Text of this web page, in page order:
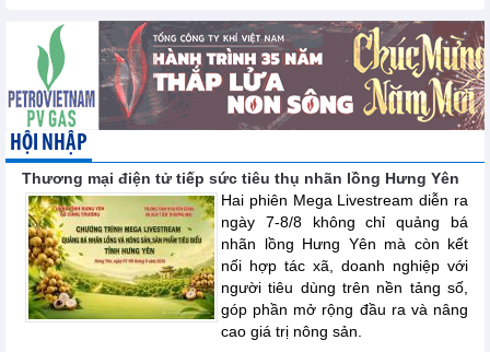
HỘI NHẬP
Thương mại điện tử tiếp sức tiêu thụ nhãn lồng Hưng Yên
Hai phiên Mega Livestream diễn ra
ngày 7-8/8 không chỉ quảng bá
nhãn lồng Hưng Yên mà còn kết
nối hợp tác xã, doanh nghiệp với
người tiêu dùng trên nền tảng số,
góp phần mở rộng đầu ra và nâng
cao giá trị nông sản.